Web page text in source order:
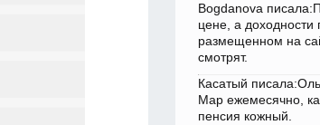
Bogdanova
цене, а доходности
размещенном на
смотрят.
Касатый
Мар ежемесячно,
пенсия кожный.